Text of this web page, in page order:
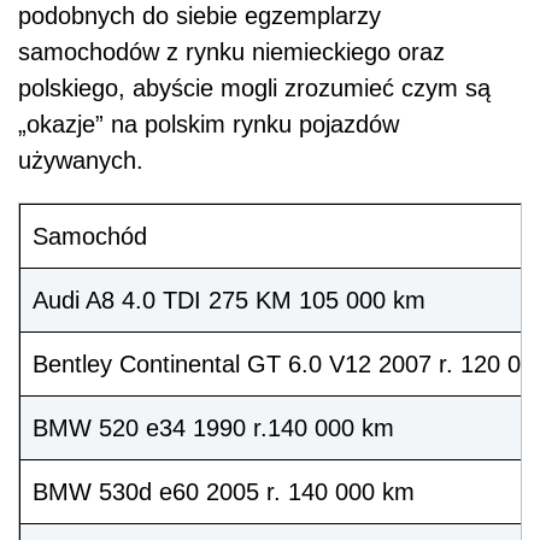
podobnych do siebie egzemplarzy
samochodów z rynku niemieckiego oraz
polskiego, abyście mogli zrozumieć czym są
„okazje” na polskim rynku pojazdów
używanych.
Samochód
Audi A8 4.0 TDI 275 KM 105 000 km
Bentley Continental GT 6.0 V12 2007 r. 120
BMW 520 e34 1990 r.140 000 km
BMW 530d e60 2005 r. 140 000 km